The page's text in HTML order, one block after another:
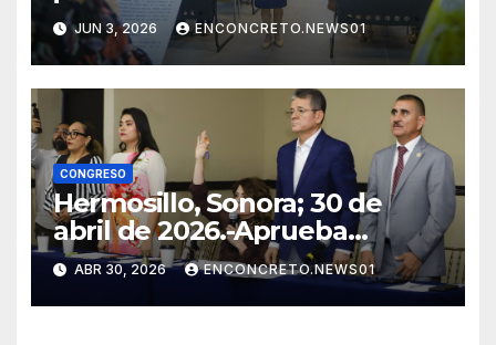
APRUEBA CAMBIOS
ELECTORALES Y ANALIZA
NUEVAS REFORMAS!
JUN 3, 2026 ENCONCRETO.NEWS01
CONGRESO
Hermosillo, Sonora; 30 de
abril de 2026.-Aprueba
Congreso de Sonora ley para
personas migrantes, atiende
amparo y concluye periodo
ABR 30, 2026 ENCONCRETO.NEWS01